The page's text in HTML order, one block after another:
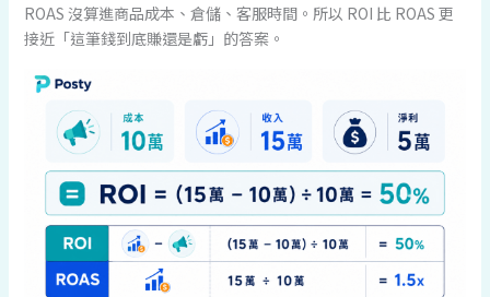
ROAS 沒算進商品成本、倉儲、客服時間。所以 ROI 比 ROAS 更
接近「這筆錢到底賺還是虧」的答案。